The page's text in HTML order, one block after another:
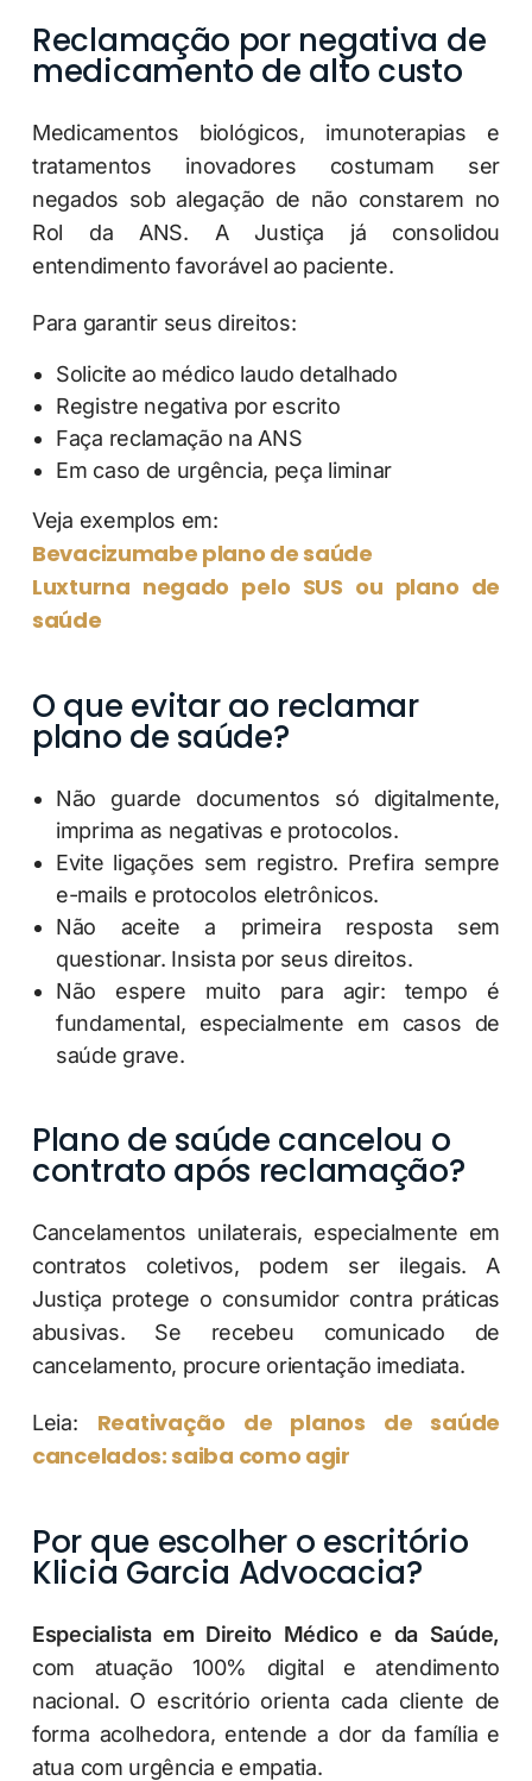
Reclamação por negativa de
medicamento de alto custo
Medicamentos biológicos, imunoterapias e
tratamentos inovadores costumam ser
negados sob alegação de não constarem no
Rol da ANS. A Justiça já consolidou
entendimento favorável ao paciente.
Para garantir seus direitos:
Solicite ao médico laudo detalhado
Registre negativa por escrito
Faça reclamação na ANS
Em caso de urgência, peça liminar
Veja exemplos em:
Bevacizumabe plano de saúde
Luxturna negado pelo SUS ou plano de
saúde
O que evitar ao reclamar
plano de saúde?
Não guarde documentos só digitalmente,
imprima as negativas e protocolos.
Evite ligações sem registro. Prefira sempre
e-mails e protocolos eletrônicos.
Não aceite a primeira resposta sem
questionar. Insista por seus direitos.
Não espere muito para agir: tempo é
fundamental, especialmente em casos de
saúde grave.
Plano de saúde cancelou o
contrato após reclamação?
Cancelamentos unilaterais, especialmente em
contratos coletivos, podem ser ilegais. A
Justiça protege o consumidor contra práticas
abusivas. Se recebeu comunicado de
cancelamento, procure orientação imediata.
Leia: Reativação de planos de saúde
cancelados: saiba como agir
Por que escolher o escritório
Klicia Garcia Advocacia?
Especialista em Direito Médico e da Saúde,
com atuação 100% digital e atendimento
nacional. O escritório orienta cada cliente de
forma acolhedora, entende a dor da família e
atua com urgência e empatia.